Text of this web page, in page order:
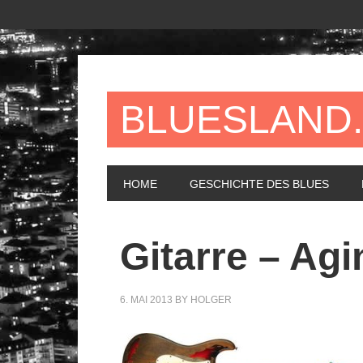
HOME GESCHICHTE DES BLUES
Gitarre –
6. MAI 2013 BY HOLGER